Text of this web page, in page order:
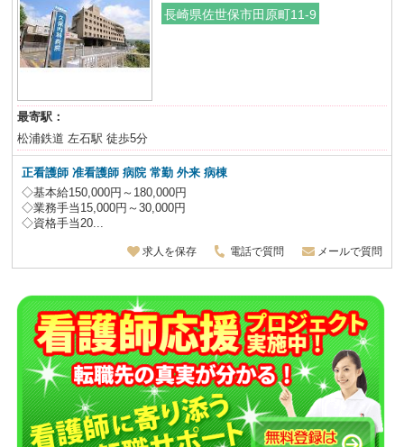
長崎県佐世保市田原町11-9
最寄駅：
松浦鉄道 左石駅 徒歩5分
正看護師 准看護師 病院 常勤 外来 病棟
◇基本給150,000円～180,000円
◇業務手当15,000円～30,000円
◇資格手当20...
求人を保存 電話で質問 メールで質問